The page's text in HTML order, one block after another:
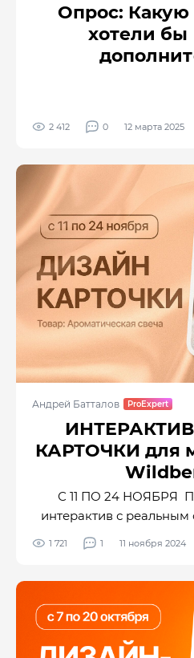
Опрос:
хотели бы
2 412 0 12 марта 2025
Андрей Батталов
КАРТОЧКИ для
С 11 ПО 24 НОЯБРЯ
интерактив с
дизайн 1-2
«Ароматическая свеча» КЛИКНИТЕ, ЧТОБЫ
1 721 1 11 ноября 2024